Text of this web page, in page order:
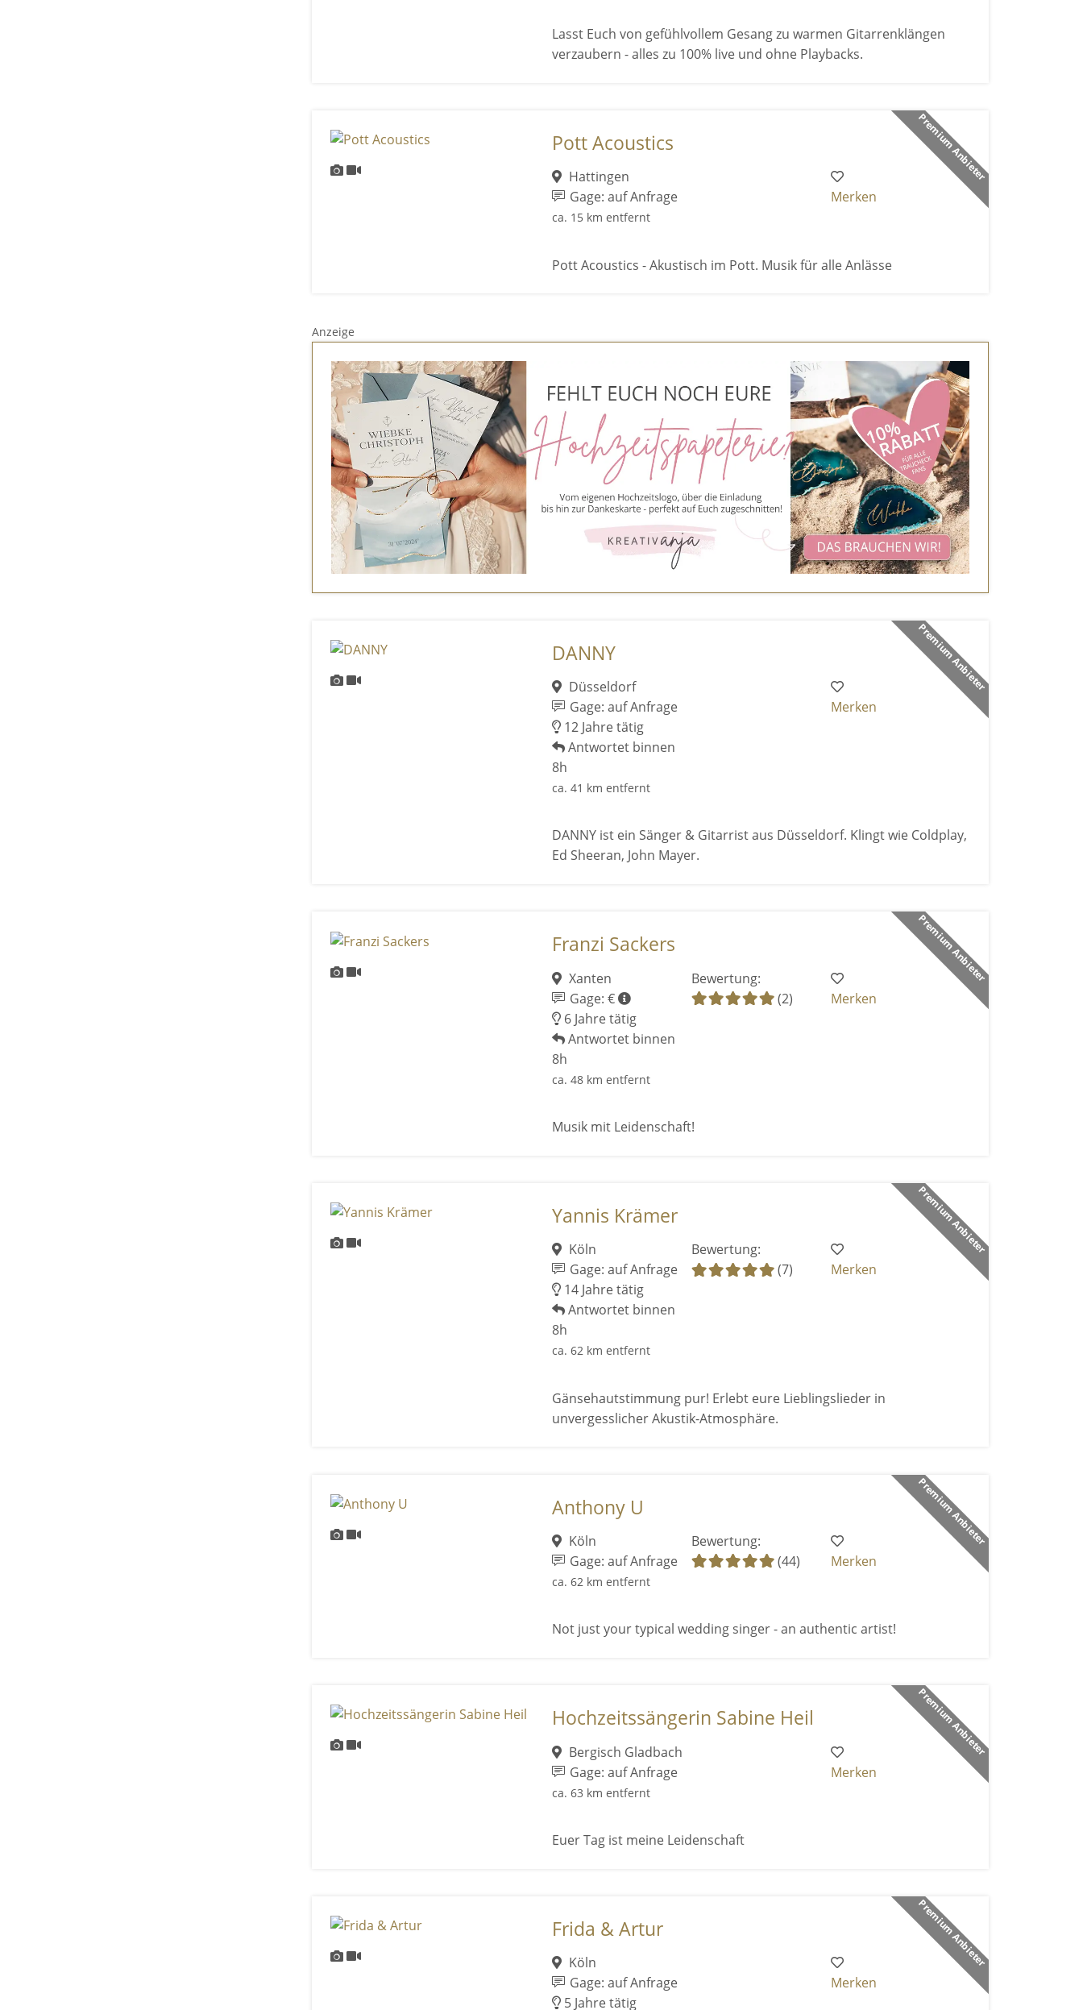
Lasst Euch von gefühlvollem Gesang zu warmen Gitarrenklängen
verzaubern - alles zu 100% live und ohne Playbacks.
Premium Anbieter
Pott Acoustics
Hattingen
Gage: auf Anfrage
ca. 15 km entfernt
Merken
Pott Acoustics - Akustisch im Pott. Musik für alle Anlässe
Anzeige
Premium Anbieter
DANNY
Düsseldorf
Gage: auf Anfrage
12 Jahre tätig
Antwortet binnen
8h
ca. 41 km entfernt
Merken
DANNY ist ein Sänger & Gitarrist aus Düsseldorf. Klingt wie Coldplay,
Ed Sheeran, John Mayer.
Premium Anbieter
Franzi Sackers
Xanten
Gage: €
6 Jahre tätig
Antwortet binnen
8h
ca. 48 km entfernt
Bewertung:
(2)
Merken
Musik mit Leidenschaft!
Premium Anbieter
Yannis Krämer
Köln
Gage: auf Anfrage
14 Jahre tätig
Antwortet binnen
8h
ca. 62 km entfernt
Bewertung:
(7)
Merken
Gänsehautstimmung pur! Erlebt eure Lieblingslieder in
unvergesslicher Akustik-Atmosphäre.
Premium Anbieter
Anthony U
Köln
Gage: auf Anfrage
ca. 62 km entfernt
Bewertung:
(44)
Merken
Not just your typical wedding singer - an authentic artist!
Premium Anbieter
Hochzeitssängerin Sabine Heil
Bergisch Gladbach
Gage: auf Anfrage
ca. 63 km entfernt
Merken
Euer Tag ist meine Leidenschaft
Premium Anbieter
Frida & Artur
Köln
Gage: auf Anfrage
5 Jahre tätig
Merken